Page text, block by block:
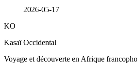
2026-05-17
KO
Kasaï Occidental
Voyage et découverte en Afrique